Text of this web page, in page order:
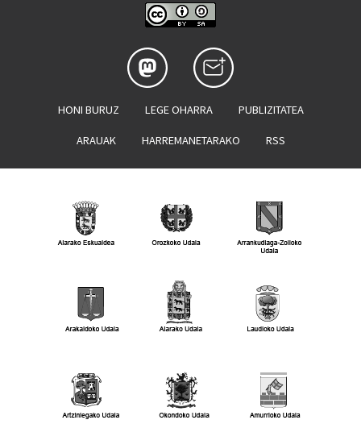
HONI BURUZ LEGE OHARRA PUBLIZITATEA
ARAUAK HARREMANETARAKO RSS